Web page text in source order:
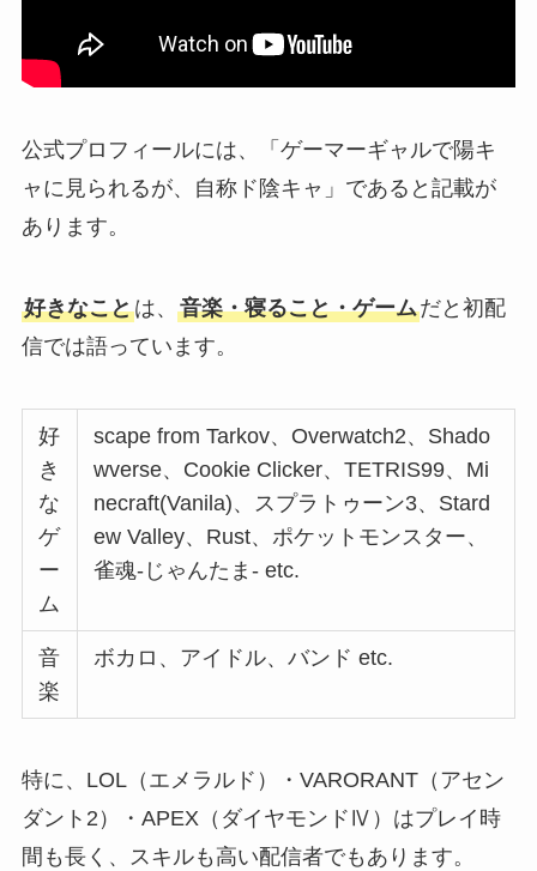
公式プロフィールには、「ゲーマーギャルで陽キ
ャに見られるが、自称ド陰キャ」であると記載が
あります。
好きなことは、 音楽・寝ること・ゲームだと初配
信では語っています。
好
き
な
ゲ
ー
ム
scape from Tarkov、Overwatch2、Shado
wverse、Cookie Clicker、TETRIS99、Mi
necraft(Vanila)、スプラトゥーン3、Stard
ew Valley、Rust、ポケットモンスター、
雀魂-じゃんたま- etc.
音
楽
ボカロ、アイドル、バンド etc.
特に、LOL（エメラルド）・VARORANT（アセン
ダント2）・APEX（ダイヤモンドⅣ）はプレイ時
間も長く、スキルも高い配信者でもあります。